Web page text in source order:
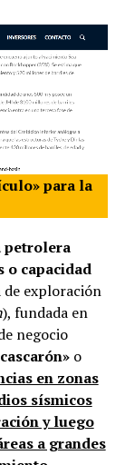
para la
petrolera
o capacidad
exploración
), fundada en
negocio
o
en zonas
sísmicos
y luego
a grandes